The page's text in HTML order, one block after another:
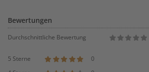
Bewertungen
Durchschnittliche Bewertung
5 Sterne
0